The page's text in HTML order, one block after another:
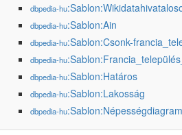
dbpedia-hu
dbpedia-hu:Sablon:Ain
dbpedia-hu:Sablon:Csonk-
dbpedia-hu
dbpedia-hu:Sablon:Határos
dbpedia-hu:Sablon:Lakosság
dbpedia-hu:Sablon:Népességdiagram